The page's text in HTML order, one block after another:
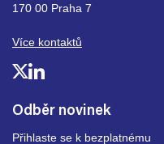
Odběr novinek
Přihlaste se k bezplatnému
170 00 Praha 7
Více kontaktů